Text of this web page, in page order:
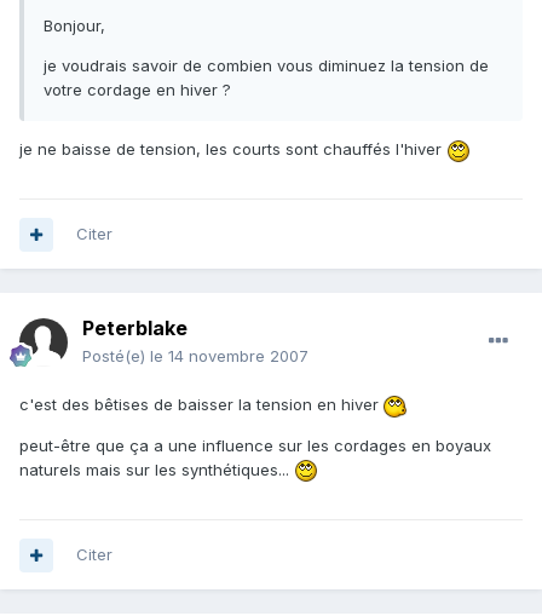
Bonjour,
je voudrais savoir de combien vous diminuez la tension de
votre cordage en hiver ?
je ne baisse de tension, les courts sont chauffés l'hiver
Citer
Peterblake
Posté(e) le 14 novembre 2007
c'est des bêtises de baisser la tension en hiver
peut-être que ça a une influence sur les cordages en boyaux
naturels mais sur les synthétiques...
Citer